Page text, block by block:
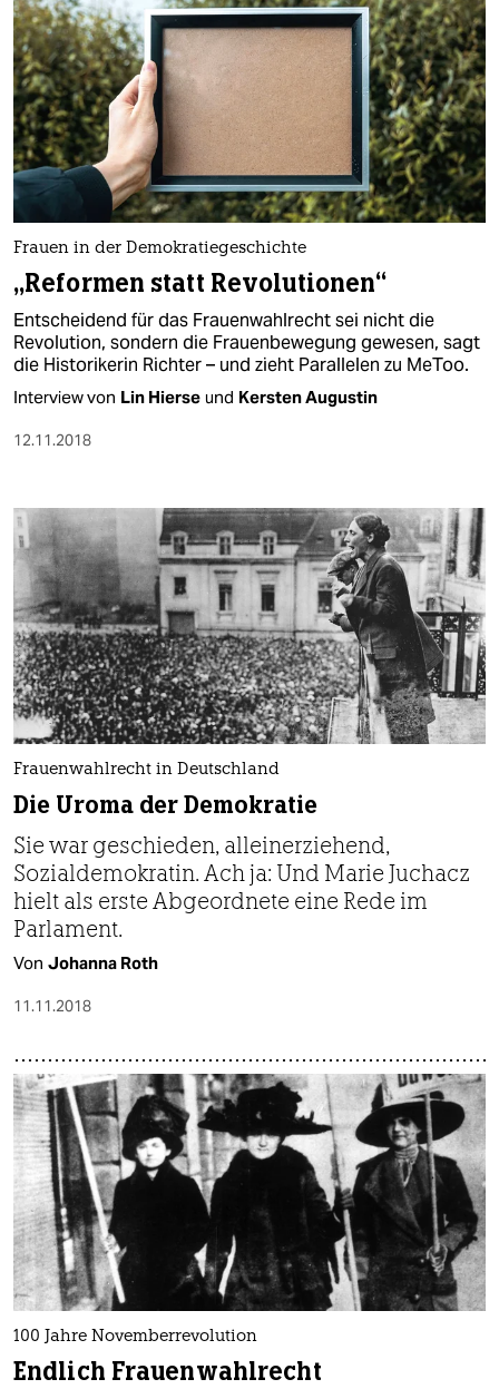
Frauen in der Demokratiegeschichte
„Reformen statt Revolutionen“
Entscheidend für das Frauenwahlrecht sei nicht die
Revolution, sondern die Frauenbewegung gewesen, sagt
die Historikerin Richter – und zieht Parallelen zu MeToo.
Interview von Lin Hierse und Kersten Augustin
12.11.2018
Frauenwahlrecht in Deutschland
Die Uroma der Demokratie
Sie war geschieden, alleinerziehend,
Sozialdemokratin. Ach ja: Und Marie Juchacz
hielt als erste Abgeordnete eine Rede im
Parlament.
Von Johanna Roth
11.11.2018
100 Jahre Novemberrevolution
Endlich Frauenwahlrecht